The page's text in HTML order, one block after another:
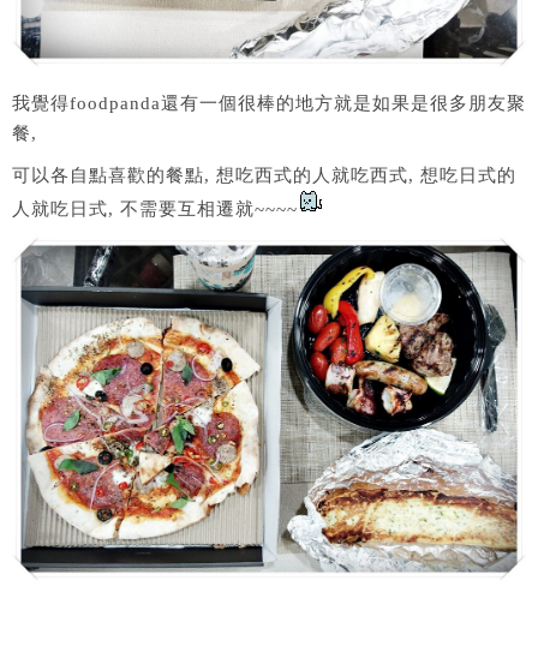
我覺得foodpanda還有一個很棒的地方就是如果是很多朋友聚
餐,
可以各自點喜歡的餐點, 想吃西式的人就吃西式, 想吃日式的
人就吃日式, 不需要互相遷就~~~~